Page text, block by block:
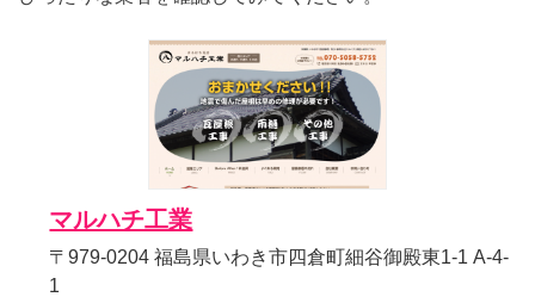
マルハチ工業
〒979-0204 福島県いわき市四倉町細谷御殿東1-1 A-4-
1